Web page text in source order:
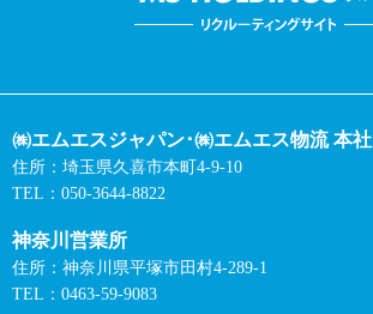
㈱エムエスジャパン･㈱エムエス物流 本社
住所：埼玉県久喜市本町4-9-10
TEL：050-3644-8822
神奈川営業所
住所：神奈川県平塚市田村4-289-1
TEL：0463-59-9083